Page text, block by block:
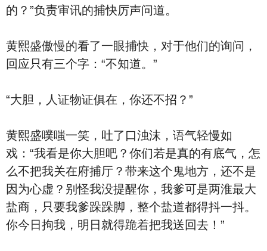
的？”负责审讯的捕快厉声问道。
黄熙盛傲慢的看了一眼捕快，对于他们的询问，
回应只有三个字：“不知道。”
“大胆，人证物证俱在，你还不招？”
黄熙盛噗嗤一笑，吐了口浊沫，语气轻慢如
戏：“我看是你大胆吧？你们若是真的有底气，怎
么不把我关在府捕厅？带来这个鬼地方，还不是
因为心虚？别怪我没提醒你，我爹可是两淮最大
盐商，只要我爹跺跺脚，整个盐道都得抖一抖。
你今日拘我，明日就得跪着把我送回去！”